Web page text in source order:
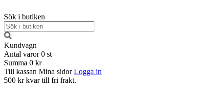
Sök i butiken
Kundvagn
Antal varor 0 st
Summa 0 kr
Till kassan Mina sidor Logga in
500 kr kvar till fri frakt.